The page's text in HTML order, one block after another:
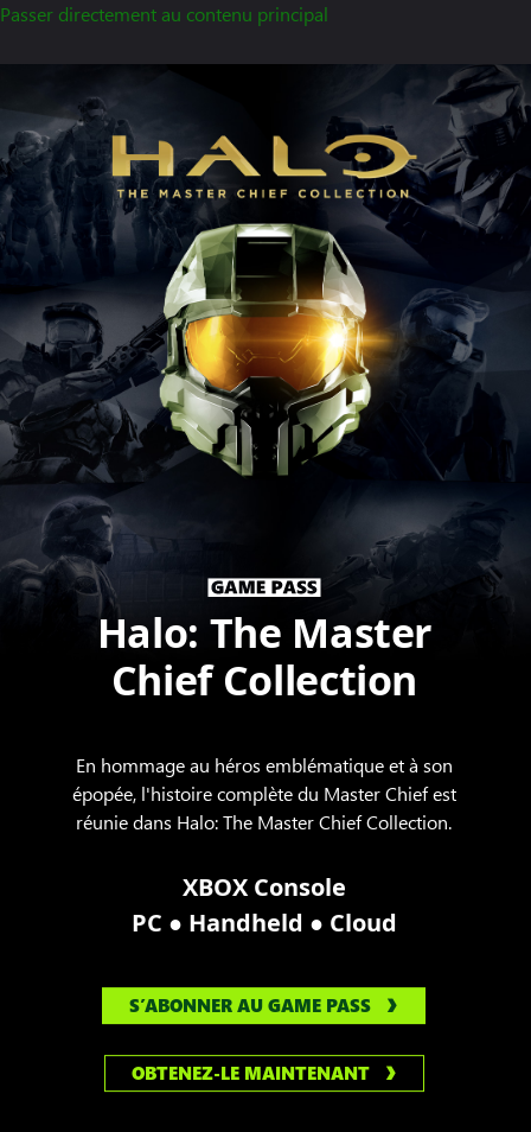
Passer directement au contenu principal
Halo: The Master
Chief Collection
En hommage au héros emblématique et à son
épopée, l'histoire complète du Master Chief est
réunie dans Halo: The Master Chief Collection.
XBOX Console
PC ● Handheld ● Cloud
S’ABONNER AU GAME PASS
OBTENEZ-LE MAINTENANT